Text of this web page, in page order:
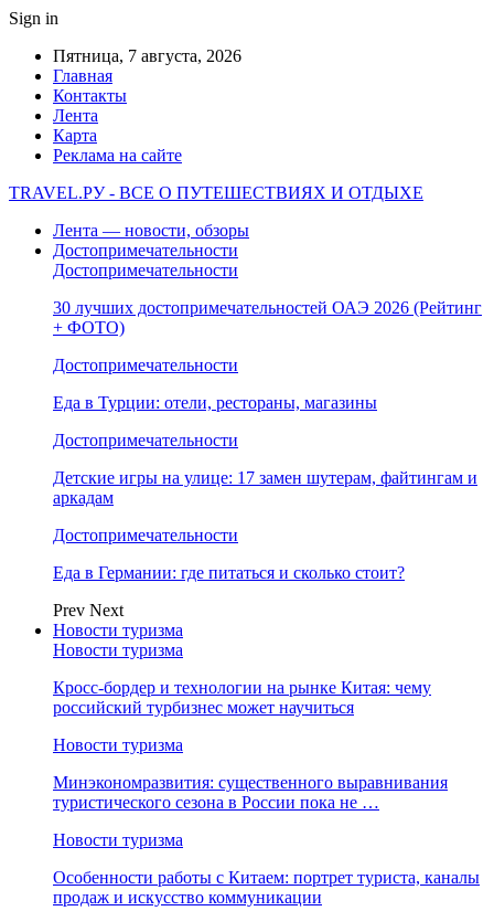
Sign in
Пятница, 7 августа, 2026
Главная
Контакты
Лента
Карта
Реклама на сайте
TRAVEL.РУ - ВСЕ О ПУТЕШЕСТВИЯХ И ОТДЫХЕ
Лента — новости, обзоры
Достопримечательности
Достопримечательности
30 лучших достопримечательностей ОАЭ 2026 (Рейтинг
+ ФОТО)
Достопримечательности
Еда в Турции: отели, рестораны, магазины
Достопримечательности
Детские игры на улице: 17 замен шутерам, файтингам и
аркадам
Достопримечательности
Еда в Германии: где питаться и сколько стоит?
Prev Next
Новости туризма
Новости туризма
Кросс-бордер и технологии на рынке Китая: чему
российский турбизнес может научиться
Новости туризма
Минэкономразвития: существенного выравнивания
туристического сезона в России пока не …
Новости туризма
Особенности работы с Китаем: портрет туриста, каналы
продаж и искусство коммуникации